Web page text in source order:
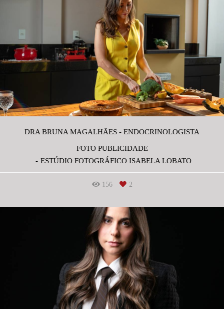
DRA BRUNA MAGALHÃES - ENDOCRINOLOGISTA
FOTO PUBLICIDADE
ESTÚDIO FOTOGRÁFICO ISABELA LOBATO
156 2